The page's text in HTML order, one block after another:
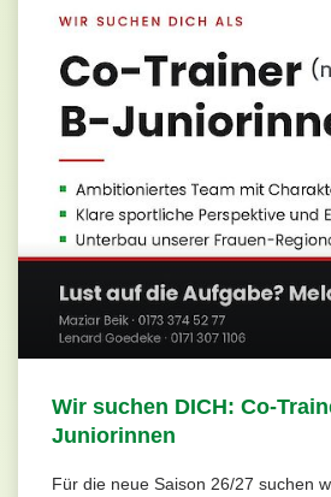
Wir suchen DICH: Co-
Juniorinnen
Für die neue Saison 26/27 suchen